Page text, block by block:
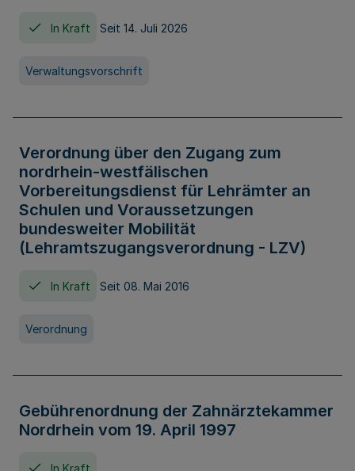
In Kraft Seit 14. Juli 2026
Verwaltungsvorschrift
Verordnung über den Zugang zum
nordrhein-westfälischen
Vorbereitungsdienst für Lehrämter an
Schulen und Voraussetzungen
bundesweiter Mobilität
(Lehramtszugangsverordnung - LZV)
In Kraft Seit 08. Mai 2016
Verordnung
Gebührenordnung der Zahnärztekammer
Nordrhein vom 19. April 1997
In Kraft